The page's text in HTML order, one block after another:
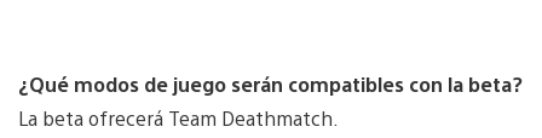
¿Qué modos de juego serán compatibles con la beta?
La beta ofrecerá Team Deathmatch.